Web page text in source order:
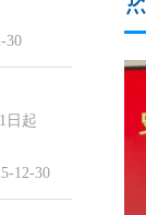
30
日起
12-30